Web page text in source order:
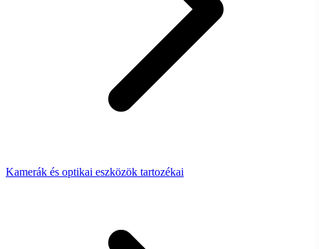
Kamerák és optikai eszközök tartozékai